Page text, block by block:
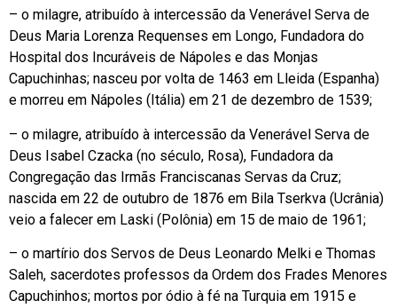
– o milagre, atribuído à intercessão da Venerável Serva de
Deus Maria Lorenza Requenses em Longo, Fundadora do
Hospital dos Incuráveis ​​de Nápoles e das Monjas
Capuchinhas; nasceu por volta de 1463 em Lleida (Espanha)
e morreu em Nápoles (Itália) em 21 de dezembro de 1539;
– o milagre, atribuído à intercessão da Venerável Serva de
Deus Isabel Czacka (no século, Rosa), Fundadora da
Congregação das Irmãs Franciscanas Servas da Cruz;
nascida em 22 de outubro de 1876 em Bila Tserkva (Ucrânia)
veio a falecer em Laski (Polônia) em 15 de maio de 1961;
– o martírio dos Servos de Deus Leonardo Melki e Thomas
Saleh, sacerdotes professos da Ordem dos Frades Menores
Capuchinhos; mortos por ódio à fé na Turquia em 1915 e